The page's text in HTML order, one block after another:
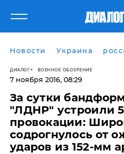
Новости Украина
ДИАЛОГ ВОЕННОЕ ОБОЗРЕНИЕ
7 ноября 2016, 08:29
За сутки
"ЛДНР" устроили
провокации:
содрогнулось от
ударов из 152-мм